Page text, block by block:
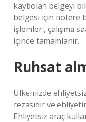
kaybolan belgeyi
belgesi için notere
işlemleri, çalışma
içinde tamamlanır.
Ruhsat
Ülkemizde
cezasıdır ve
Ehliyetsiz araç